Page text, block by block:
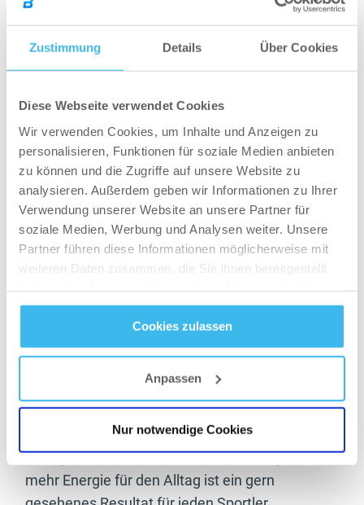
Zustimmung Details Über Cookies
Diese Webseite verwendet Cookies
Wir verwenden Cookies, um Inhalte und Anzeigen zu
personalisieren, Funktionen für soziale Medien anbieten
zu können und die Zugriffe auf unsere Website zu
analysieren. Außerdem geben wir Informationen zu Ihrer
Verwendung unserer Website an unsere Partner für
soziale Medien, Werbung und Analysen weiter. Unsere
Partner führen diese Informationen möglicherweise mit
weiteren Daten zusammen, die Sie ihnen bereitgestellt
gesammelt haben.
Datenschutz- undCookie-Richtlinien
Cookies zulassen
Anpassen
Nur notwendige Cookies
Wahrscheinlichkeit der Endorphin Ausschüttung
am größten und verursacht genau dieses Gefühl
von unbeschreiblicher Leistungsfähigkeit.
Wenn man ehrlich zu sich selbst ist, ist es ohnehin
schon eines der besten Gefühle, eine Hürde zu
geglaubt haben, dass wir es überhaupt wollen, oder
gar können.
Der Hormonhaushalt verändert sich
Ganz abgesehen von den Glückshormonen die wir
ausschütten, baut der Körper bei kardiovaskulären
Aktivitäten Stress ab und das wirkt sich wiederum
positiv auf unseren Körper und Gemütszustand aus.
Umso weniger Stress, desto besser!
Der Körper regeneriert schneller
Vor allem Ausdauerreize mit niedriger Intensität und
einer moderaten Geschwindigkeit helfen dabei
unsere Regenerationsfähigkeit zu verbessern.
Weniger Muskelkater beim Krafttraining und
mehr Energie für den Alltag ist ein gern